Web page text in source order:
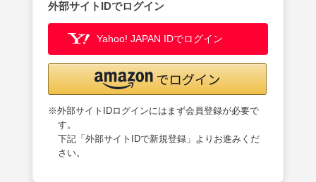
外部サイトIDでログイン
Yahoo! JAPAN IDでログイン
※外部サイトIDログインにはまず会員登録が必要で
す。
下記「外部サイトIDで新規登録」よりお進みくだ
さい。